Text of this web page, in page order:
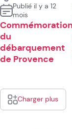
Publié il y a 12
mois
Commémoration
du
débarquement
de Provence
Charger plus